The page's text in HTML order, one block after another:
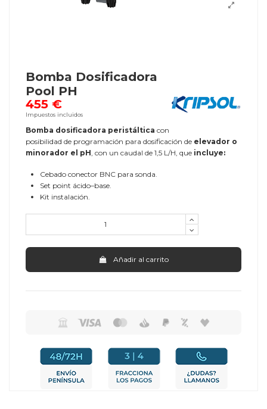
Bomba Dosificadora
Pool PH
455 €
Impuestos incluidos
Bomba dosificadora peristáltica con
posibilidad de programación para dosificación de elevador o
minorador el pH, con un caudal de 1,5 L/H, que incluye:
Cebado conector BNC para sonda.
Set point ácido–base.
Kit instalación.
Añadir al carrito